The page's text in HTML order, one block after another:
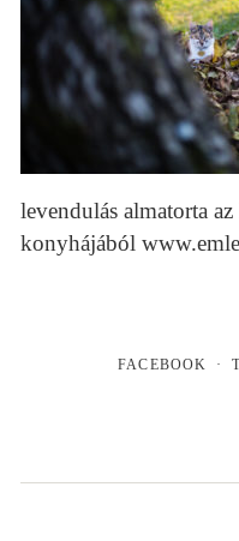
levendulás almatorta
konyhájából
FACEBOOK